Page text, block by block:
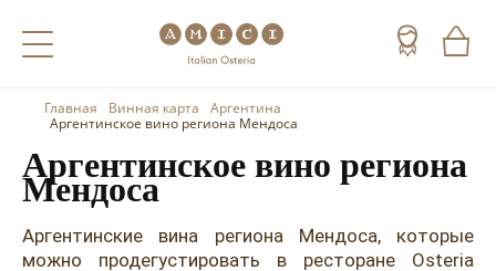
Назад
Холодные напитки
Назад
Вино
Назад
Виски
Главная Винная карта
Аргентина
Аргентинское вино региона Мендоса
Аргентинское вино региона
Мендоса
Аргентинские вина региона Мендоса, которые
можно продегустировать в ресторане Osteria